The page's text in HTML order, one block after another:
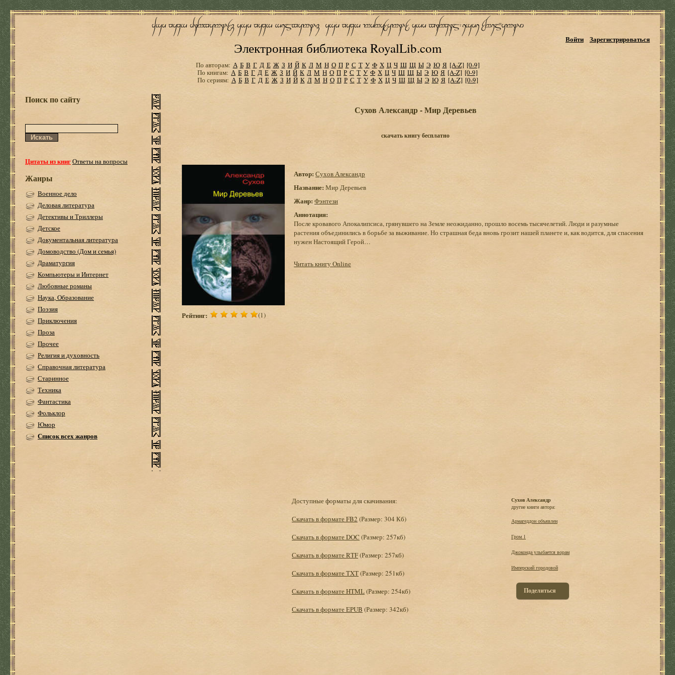
Электронная библиотека RoyalLib.com
Войти Зарегистрироваться
По авторам: А Б В Г Д Е Ж З И Й К Л М Н О П Р С Т У Ф Х Ц Ч Ш Щ Ы Э Ю Я [A-Z] [0-9]
По книгам: А Б В Г Д Е Ж З И Й К Л М Н О П Р С Т У Ф Х Ц Ч Ш Щ Ы Э Ю Я [A-Z] [0-9]
По сериям: А Б В Г Д Е Ж З И Й К Л М Н О П Р С Т У Ф Х Ц Ч Ш Щ Ы Э Ю Я [A-Z] [0-9]
Поиск по сайту
Цитаты из книгОтветы на вопросы
Жанры
Военное дело
Деловая литература
Детективы и Триллеры
Детское
Документальная литература
Домоводство (Дом и семья)
Драматургия
Компьютеры и Интернет
Любовные романы
Наука, Образование
Поэзия
Приключения
Проза
Прочее
Религия и духовность
Справочная литература
Старинное
Техника
Фантастика
Фольклор
Юмор
Список всех жанров
Сухов Александр - Мир Деревьев
скачать книгу бесплатно
Рейтинг: (1)
Автор: Сухов Александр
Название: Мир Деревьев
Жанр: Фэнтези
Аннотация:
После кровавого Апокалипсиса, грянувшего на Земле неожиданно, прошло восемь тысячелетий. Люди и разумные
растения объединились в борьбе за выживание. Но страшная беда вновь грозит нашей планете и, как водится, для спасения
нужен Настоящий Герой…
Читать книгу Online
Доступные форматы для скачивания:
Скачать в формате FB2 (Размер: 304 Кб)
Скачать в формате DOC (Размер: 257кб)
Скачать в формате RTF(Размер: 257кб)
Скачать в формате TXT(Размер: 251кб)
Скачать в формате HTML(Размер: 254кб)
Скачать в формате EPUB (Размер: 342кб)
Сухов Александр
другие книги автора:
Армагеддон объявлен
Гром 1
Джоконда улыбается ворам
Имперский городовой
Поделиться